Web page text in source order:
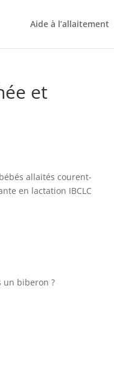
Aide à l’allaitement
et
allaités courent-
en lactation IBCLC
un biberon ?